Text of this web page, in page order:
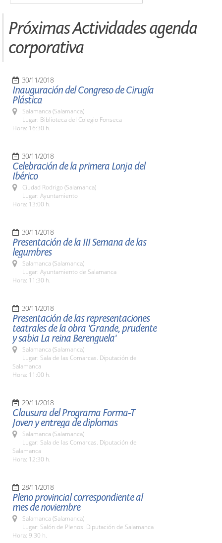
Próximas Actividades agenda
corporativa
30/11/2018
Inauguración del Congreso de Cirugía
Plástica
Salamanca (Salamanca)
Lugar: Biblioteca del Colegio Fonseca
Hora: 16:30 h.
30/11/2018
Celebración de la primera Lonja del
Ibérico
Ciudad Rodrigo (Salamanca)
Lugar: Ayuntamiento
Hora: 13:00 h.
30/11/2018
Presentación de la III Semana de las
legumbres
Salamanca (Salamanca)
Lugar: Ayuntamiento de Salamanca
Hora: 11:30 h.
30/11/2018
Presentación de las representaciones
teatrales de la obra 'Grande, prudente
y sabia La reina Berenguela'
Salamanca (Salamanca)
Lugar: Sala de las Comarcas. Diputación de
Salamanca
Hora: 11:00 h.
29/11/2018
Clausura del Programa Forma-T
Joven y entrega de diplomas
Salamanca (Salamanca)
Lugar: Sala de las Comarcas. Diputación de
Salamanca
Hora: 12:30 h.
28/11/2018
Pleno provincial correspondiente al
mes de noviembre
Salamanca (Salamanca)
Lugar: Salón de Plenos. Diputación de Salamanca
Hora: 9:30 h.